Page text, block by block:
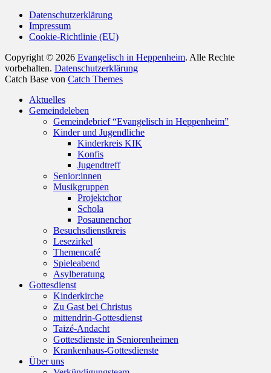
Datenschutzerklärung
Impressum
Cookie-Richtlinie (EU)
Copyright © 2026 Evangelisch in Heppenheim. Alle Rechte
vorbehalten. Datenschutzerklärung
Catch Base von Catch Themes
oben
scrollen
Aktuelles
Gemeindeleben
Gemeindebrief “Evangelisch in Heppenheim”
Kinder und Jugendliche
Kinderkreis KIK
Konfis
Jugendtreff
Senior:innen
Musikgruppen
Projektchor
Schola
Posaunenchor
Besuchsdienstkreis
Lesezirkel
Themencafé
Spieleabend
Asylberatung
Gottesdienst
Kinderkirche
Zu Gast bei Christus
mittendrin-Gottesdienst
Taizé-Andacht
Gottesdienste in Seniorenheimen
Krankenhaus-Gottesdienste
Über uns